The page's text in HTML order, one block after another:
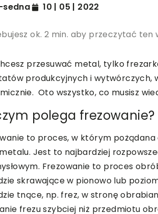
10 | 05 | 2022
ok. 2 min. aby przeczytać ten
przesuwać metal, tylko
produkcyjnych i wytwórczych,
Oto wszystko, co musisz
polega frezowanie?
to proces, w którym
Jest to najbardziej
Frezowanie to proces
skrawające w pionowo lub
tnące, np. frez, w stronę
frezu szybciej niż przedmiotu